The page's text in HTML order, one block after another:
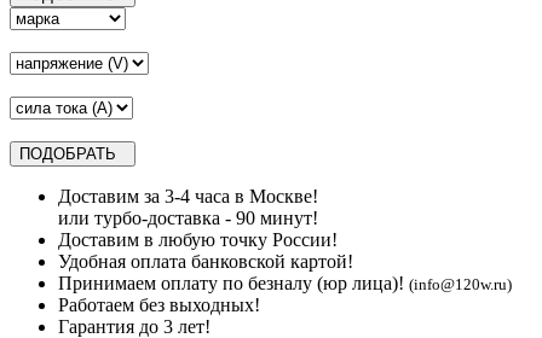
Доставим за 3-4 часа в Москве!
или турбо-доставка - 90 минут!
Доставим в любую точку России!
Удобная оплата банковской картой!
Принимаем оплату по безналу (юр лица)! (info@120w.ru)
Работаем без выходных!
Гарантия до 3 лет!